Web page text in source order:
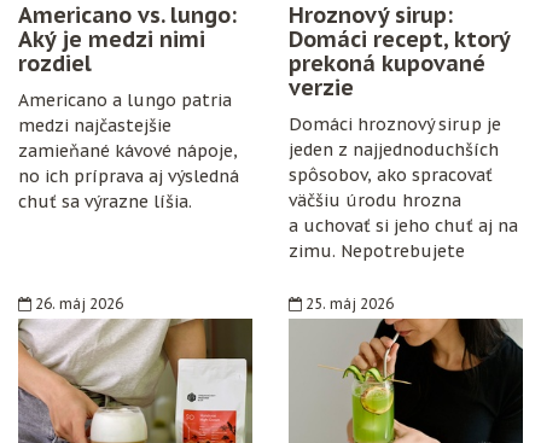
Americano vs. lungo:
Aký je medzi nimi
rozdiel
Americano a lungo patria
medzi najčastejšie
zamieňané kávové nápoje,
no ich príprava aj výsledná
chuť sa výrazne líšia.
Hroznový sirup:
Domáci recept, ktorý
prekoná kupované
verzie
Domáci hroznový sirup je
jeden z najjednoduchších
spôsobov, ako spracovať
väčšiu úrodu hrozna
a uchovať si jeho chuť aj na
zimu. Nepotrebujete
konzervanty ani zložitý
postup. Stačí zrelé hrozno,
cukor, citrón, čisté fľaše
a trochu trpezlivosti.
26. máj 2026 25. máj 2026